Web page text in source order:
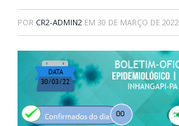
POR CR2-ADMIN2 EM 30 DE MARÇO DE 2022